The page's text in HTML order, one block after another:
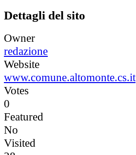
Dettagli del sito
Owner
redazione
Website
www.comune.altomonte.cs.it
Votes
0
Featured
No
Visited